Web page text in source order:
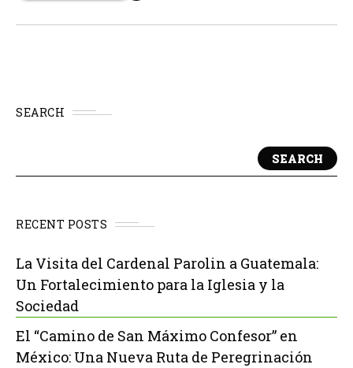
SEARCH
SEARCH
RECENT POSTS
La Visita del Cardenal Parolin a Guatemala:
Un Fortalecimiento para la Iglesia y la
Sociedad
El “Camino de San Máximo Confesor” en
México: Una Nueva Ruta de Peregrinación